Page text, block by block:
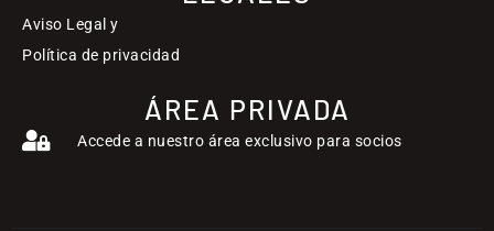
Aviso Legal y
Política de privacidad
ÁREA PRIVADA
Accede a nuestro área exclusivo para socios